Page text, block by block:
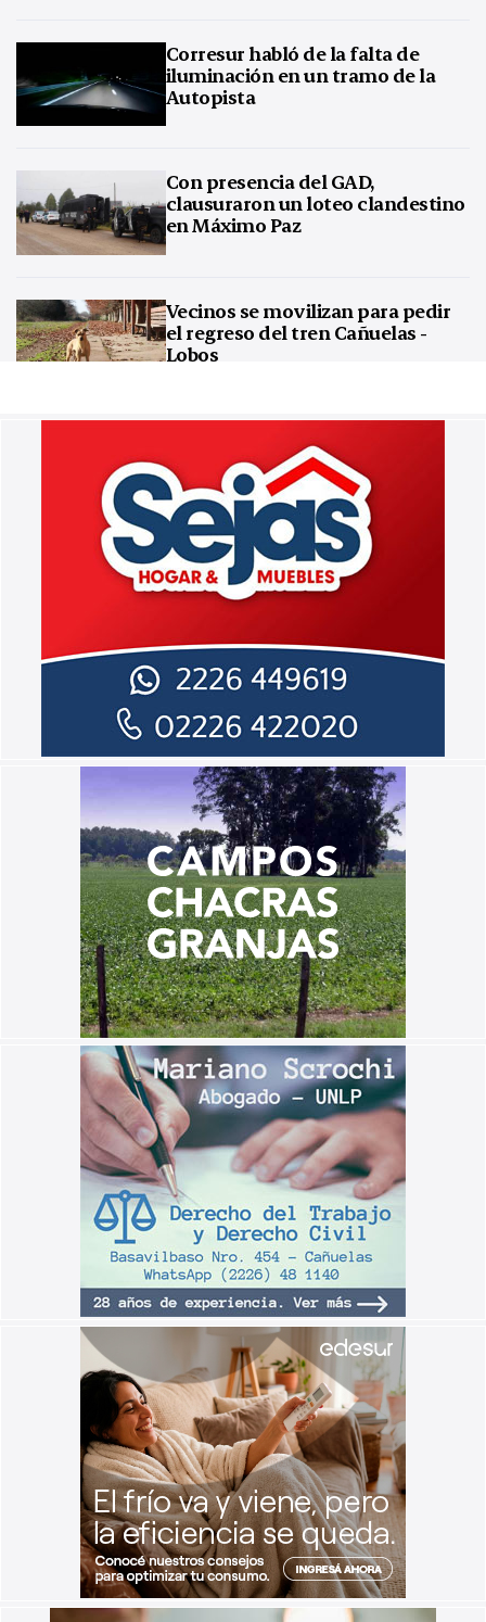
Corresur habló de la falta de
iluminación en un tramo de la
Autopista
Con presencia del GAD,
clausuraron un loteo clandestino
en Máximo Paz
Vecinos se movilizan para pedir
el regreso del tren Cañuelas -
Lobos